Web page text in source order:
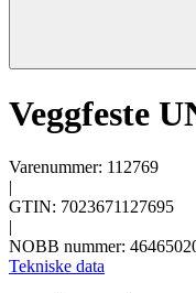
Veggfeste
Varenummer: 112769
|
GTIN: 7023671127695
|
NOBB nummer:
Tekniske data